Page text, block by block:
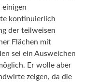
einigen
kontinuierlich
der teilweisen
Flächen mit
sei ein Ausweichen
Er wolle aber
zeigen, da die